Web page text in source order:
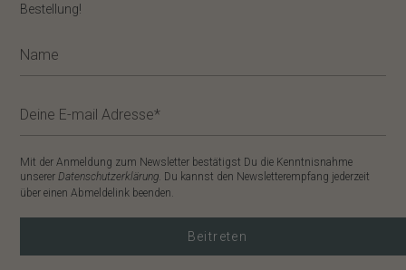
Bestellung!
Mit der Anmeldung zum Newsletter bestätigst Du die Kenntnisnahme
unserer Datenschutzerklärung. Du kannst den Newsletterempfang jederzeit
über einen Abmeldelink beenden.
Beitreten